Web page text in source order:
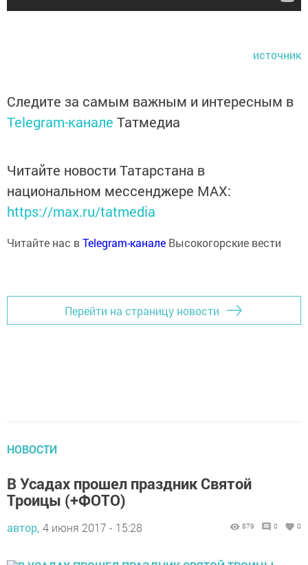
источник
Следите за самым важным и интересным в
Telegram-канале Татмедиа
Читайте новости Татарстана в
национальном мессенджере MАХ:
https://max.ru/tatmedia
Читайте нас вTelegram-канале Высокогорские вести
Перейти на страницу новости
НОВОСТИ
В Усадах прошел праздник Святой
Троицы (+ФОТО)
автор, 4 июня 2017 - 15:28 879 0 0